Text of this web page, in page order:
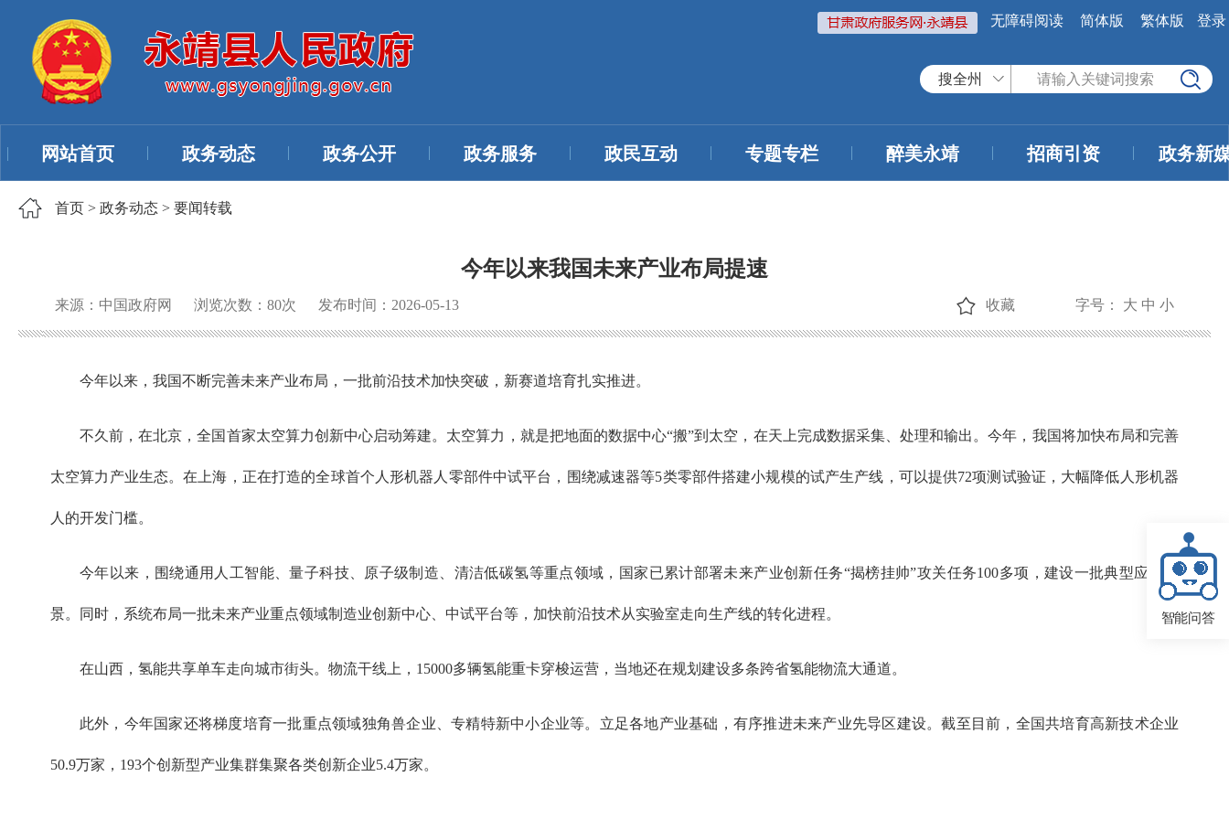
无障碍阅读 简体版 繁体版 登录
搜全州
网站首页 政务动态 政务公开 政务服务 政民互动 专题专栏 醉美永靖 招商引资 政务新
首页 > 政务动态 > 要闻转载
今年以来我国未来产业布局提速
来源：中国政府网 浏览次数： 80次 发布时间：2026-05-13 字号： 大 中 小
收藏
今年以来，我国不断完善未来产业布局，一批前沿技术加快突破，新赛道培育扎实推进。
不久前，在北京，全国首家太空算力创新中心启动筹建。太空算力，就是把地面的数据中心“搬”到太空，在天上完成数据采集、处理和输出。今年，我国将加快布局和完善
太空算力产业生态。在上海，正在打造的全球首个人形机器人零部件中试平台，围绕减速器等5类零部件搭建小规模的试产生产线，可以提供72项测试验证，大幅降低人形机器
人的开发门槛。
今年以来，围绕通用人工智能、量子科技、原子级制造、清洁低碳氢等重点领域，国家已累计部署未来产业创新任务“揭榜挂帅”攻关任务100多项，建设一批典型应用场
景。同时，系统布局一批未来产业重点领域制造业创新中心、中试平台等，加快前沿技术从实验室走向生产线的转化进程。
在山西，氢能共享单车走向城市街头。物流干线上，15000多辆氢能重卡穿梭运营，当地还在规划建设多条跨省氢能物流大通道。
此外，今年国家还将梯度培育一批重点领域独角兽企业、专精特新中小企业等。立足各地产业基础，有序推进未来产业先导区建设。截至目前，全国共培育高新技术企业
50.9万家，193个创新型产业集群集聚各类创新企业5.4万家。
智能问答